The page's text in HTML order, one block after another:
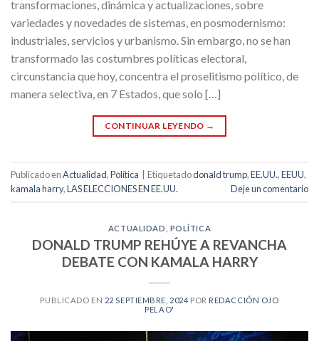
transformaciones, dinámica y actualizaciones, sobre
variedades y novedades de sistemas, en posmodernismo:
industriales, servicios y urbanismo. Sin embargo, no se han
transformado las costumbres políticas electoral,
circunstancia que hoy, concentra el proselitismo político, de
manera selectiva, en 7 Estados, que solo […]
CONTINUAR LEYENDO →
Publicado enActualidad,Política Etiquetadodonald trump,EE.UU.,EEUU,
kamala harry,LAS ELECCIONES EN EE.UU. Deje un comentario
ACTUALIDAD POLÍTICA
DONALD TRUMP REHÚYE A REVANCHA
DEBATE CON KAMALA HARRY
PUBLICADO EN 22 SEPTIEMBRE, 2024 POR REDACCIÓN OJO
PELAO'